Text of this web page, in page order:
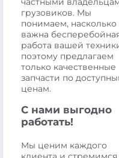
грузовиков. Мы
понимаем, насколько
важна
работа вашей
поэтому предлагаем
только качественные
запчасти по
ценам.
С нами выгодно
работать!
Мы ценим каждого